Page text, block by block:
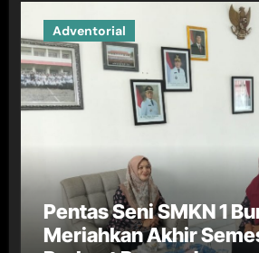
Adventorial
Pentas Seni SMKN 1
Meriahkan Akhir